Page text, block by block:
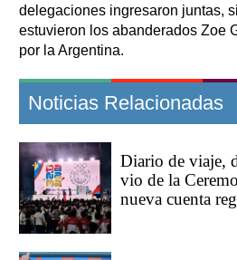
delegaciones ingresaron juntas,
estuvieron los abanderados Zoe
por la Argentina.
Noticias Relacionadas
Diario de viaje,
vio de la
nueva cuenta